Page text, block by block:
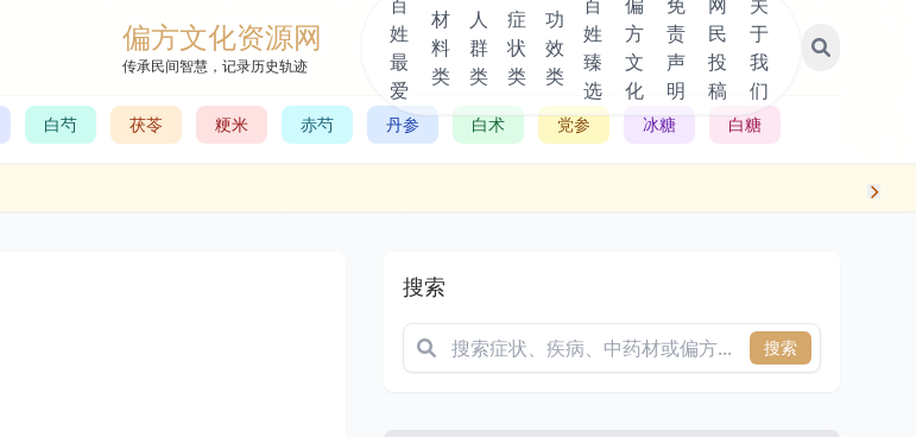
偏方文化资源网
传承民间智慧，记录历史轨迹
姓
最
爱
材
料
类
人
群
类
症
状
类
功
效
类
姓
臻
选
方
文
化
责
声
明
民
投
稿
于
我
们
白芍 茯苓 粳米 赤芍 丹参 白术 党参 冰糖 白糖
搜索
搜索